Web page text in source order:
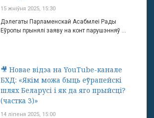
15 жніўня 2025, 15:30
Дэлегаты Парламенскай Асабмлеі Рады
Еўропы прынялі заяву на конт парушэнняў ...
🎥 Новае відэа на YouTube-канале
БХД: «Якім можа быць еўрапейскі
шлях Беларусі і як да яго прыйсці?
(частка 3)»
14 ліпеня 2025, 15:00